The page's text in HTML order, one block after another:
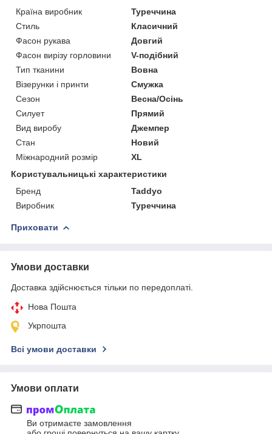
Країна виробник
Туреччина
Стиль
Класичний
Фасон рукава
Довгий
Фасон вирізу горловини
V-подібний
Тип тканини
Вовна
Візерунки і принти
Смужка
Сезон
Весна/Осінь
Силует
Прямий
Вид виробу
Джемпер
Стан
Новий
Міжнародний розмір
XL
Користувальницькі характеристики
Бренд
Taddyo
Виробник
Туреччина
Приховати
Умови доставки
Доставка здійснюється тільки по передоплаті.
Нова Пошта
Укрпошта
Всі умови доставки
Умови оплати
Ви отримаєте замовлення